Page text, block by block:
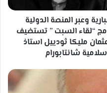
وعبر المنصة الدولية
“لقاء السبت ” تستضيف
مليكا ثودييل استاذ
شانتابورام